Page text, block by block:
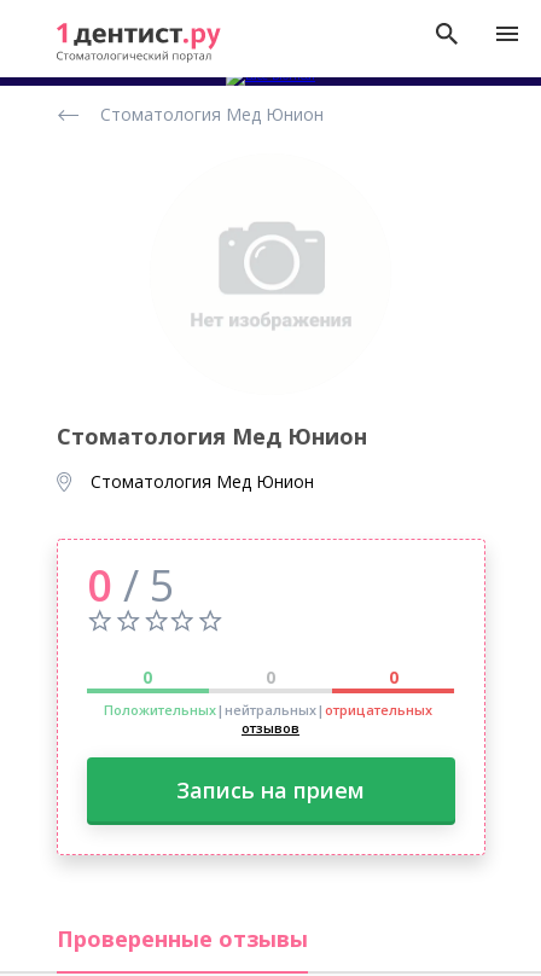
стоматологических
Стоматология Мед Юнион
Стоматология Мед Юнион
Стоматология Мед Юнион
0 / 5
0 0 0
Положительных|нейтральных| отрицательных
отзывов
Запись на прием
Проверенные отзывы